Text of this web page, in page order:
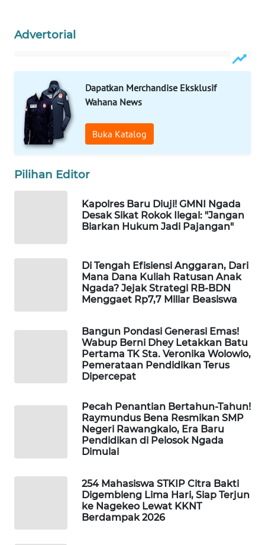
Advertorial
Dapatkan Merchandise Eksklusif
Wahana News
Buka Katalog
Pilihan Editor
Kapolres Baru Diuji! GMNI Ngada
Desak Sikat Rokok Ilegal: "Jangan
Biarkan Hukum Jadi Pajangan"
Di Tengah Efisiensi Anggaran, Dari
Mana Dana Kuliah Ratusan Anak
Ngada? Jejak Strategi RB-BDN
Menggaet Rp7,7 Miliar Beasiswa
Bangun Pondasi Generasi Emas!
Wabup Berni Dhey Letakkan Batu
Pertama TK Sta. Veronika Wolowio,
Pemerataan Pendidikan Terus
Dipercepat
Pecah Penantian Bertahun-Tahun!
Raymundus Bena Resmikan SMP
Negeri Rawangkalo, Era Baru
Pendidikan di Pelosok Ngada
Dimulai
254 Mahasiswa STKIP Citra Bakti
Digembleng Lima Hari, Siap Terjun
ke Nagekeo Lewat KKNT
Berdampak 2026
WAHANA
LISTRIK
WAHANA
TRAVEL
WAHANA
TV
WAHANANEWS
SELEB
WAHANA